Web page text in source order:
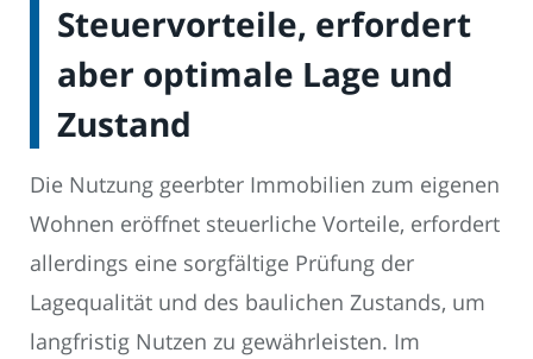
Steuervorteile, erfordert
aber optimale Lage und
Zustand
Die Nutzung geerbter Immobilien zum eigenen
Wohnen eröffnet steuerliche Vorteile, erfordert
allerdings eine sorgfältige Prüfung der
Lagequalität und des baulichen Zustands, um
langfristig Nutzen zu gewährleisten. Im